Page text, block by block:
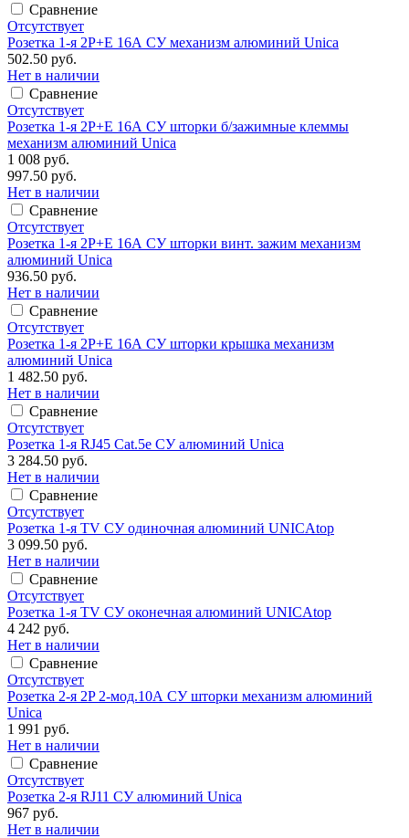
Сравнение
Отсутствует
Розетка 1-я 2Р+Е 16А СУ механизм алюминий Unica
502.50 руб.
Нет в наличии
Сравнение
Отсутствует
Розетка 1-я 2Р+Е 16А СУ шторки б/зажимные клеммы
механизм алюминий Unica
1 008 руб.
997.50 руб.
Нет в наличии
Сравнение
Отсутствует
Розетка 1-я 2Р+Е 16А СУ шторки винт. зажим механизм
алюминий Unica
936.50 руб.
Нет в наличии
Сравнение
Отсутствует
Розетка 1-я 2Р+Е 16А СУ шторки крышка механизм
алюминий Unica
1 482.50 руб.
Нет в наличии
Сравнение
Отсутствует
Розетка 1-я RJ45 Cat.5e СУ алюминий Unica
3 284.50 руб.
Нет в наличии
Сравнение
Отсутствует
Розетка 1-я TV СУ одиночная алюминий UNICAtop
3 099.50 руб.
Нет в наличии
Сравнение
Отсутствует
Розетка 1-я TV СУ оконечная алюминий UNICAtop
4 242 руб.
Нет в наличии
Сравнение
Отсутствует
Розетка 2-я 2P 2-мод.10А СУ шторки механизм алюминий
Unica
1 991 руб.
Нет в наличии
Сравнение
Отсутствует
Розетка 2-я RJ11 СУ алюминий Unica
967 руб.
Нет в наличии